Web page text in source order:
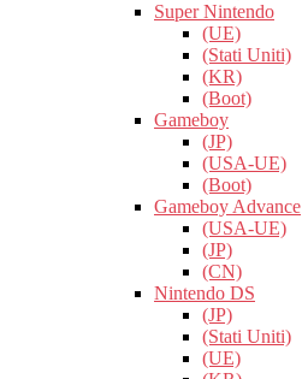
Super Nintendo
(UE)
(Stati Uniti)
(KR)
(Boot)
Gameboy
(JP)
(USA-UE)
(Boot)
Gameboy Advance
(USA-UE)
(JP)
(CN)
Nintendo DS
(JP)
(Stati Uniti)
(UE)